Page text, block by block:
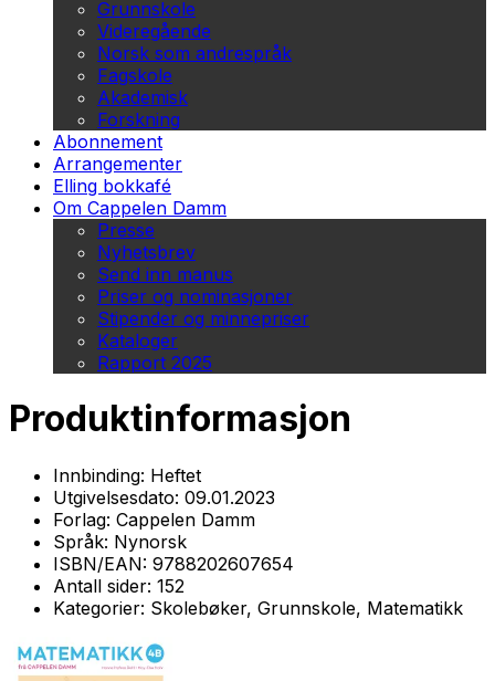
Grunnskole
Videregående
Norsk som andrespråk
Fagskole
Akademisk
Forskning
Abonnement
Arrangementer
Elling bokkafé
Om Cappelen Damm
Presse
Nyhetsbrev
Send inn manus
Priser og nominasjoner
Stipender og minnepriser
Kataloger
Rapport 2025
Produktinformasjon
Innbinding: Heftet
Utgivelsesdato: 09.01.2023
Forlag: Cappelen Damm
Språk: Nynorsk
ISBN/EAN: 9788202607654
Antall sider: 152
Kategorier: Skolebøker, Grunnskole, Matematikk